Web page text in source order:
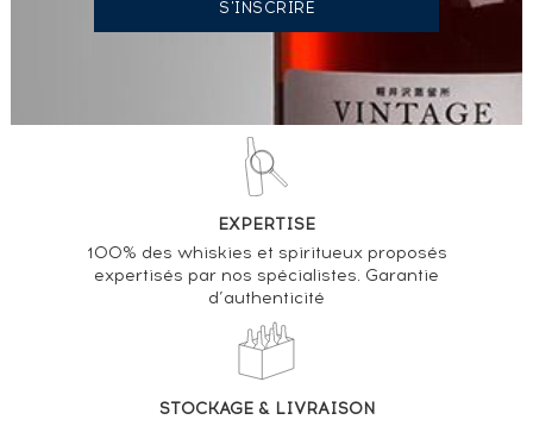
EXPERTISE
100% des whiskies et spiritueux proposés
expertisés par nos spécialistes. Garantie
d’authenticité
STOCKAGE & LIVRAISON